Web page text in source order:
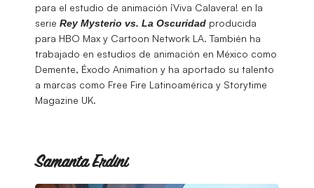
para el estudio de animación ¡Viva Calavera! en la
serie Rey Mysterio vs. La Oscuridad producida
para HBO Max y Cartoon Network LA. También ha
trabajado en estudios de animación en México como
Demente, Éxodo Animation y ha aportado su talento
a marcas como Free Fire Latinoamérica y Storytime
Magazine UK.
Samanta Erdini